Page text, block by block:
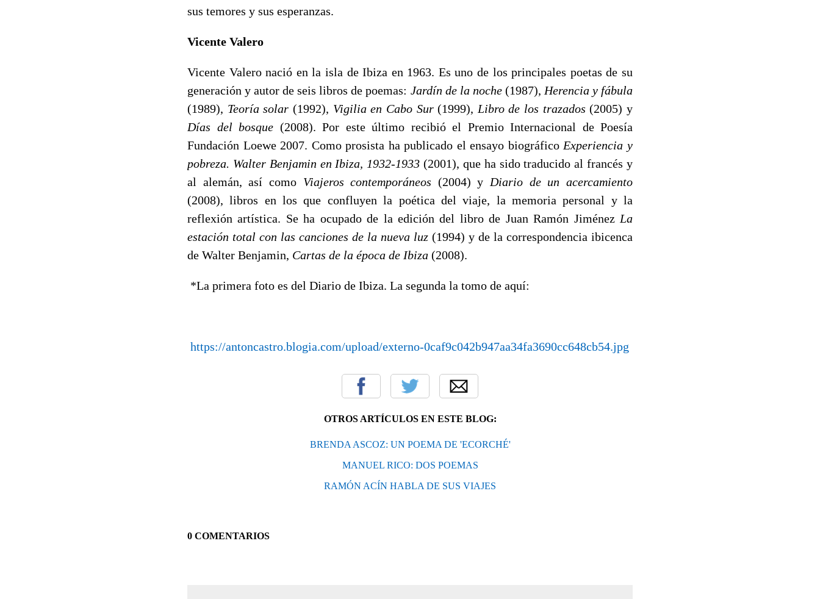
sus temores y sus esperanzas.
Vicente Valero
Vicente Valero nació en la isla de Ibiza en 1963. Es uno de los principales poetas de su
generación y autor de seis libros de poemas: Jardín de la noche(1987), Herencia y fábula
(1989), Teoría solar (1992), Vigilia en Cabo Sur(1999), Libro de los trazados (2005) y
Días del bosque (2008). Por este último recibió el Premio Internacional de Poesía
Fundación Loewe 2007. Como prosista ha publicado el ensayo biográfico Experiencia y
pobreza. Walter Benjamin en Ibiza, 1932-1933 (2001), que ha sido traducido al francés y
al alemán, así como Viajeros contemporáneos (2004) y Diario de un acercamiento
(2008), libros en los que confluyen la poética del viaje, la memoria personal y la
reflexión artística. Se ha ocupado de la edición del libro de Juan Ramón Jiménez La
estación total con las canciones de la nueva luz (1994) y de la correspondencia ibicenca
de Walter Benjamin, Cartas de la época de Ibiza (2008).
*La primera foto es del Diario de Ibiza. La segunda la tomo de aquí:
https://antoncastro.blogia.com/upload/externo-0caf9c042b947aa34fa3690cc648cb54.jpg
OTROS ARTÍCULOS EN ESTE BLOG:
BRENDA ASCOZ: UN POEMA DE 'ECORCHÉ'
MANUEL RICO: DOS POEMAS
RAMÓN ACÍN HABLA DE SUS VIAJES
0 COMENTARIOS